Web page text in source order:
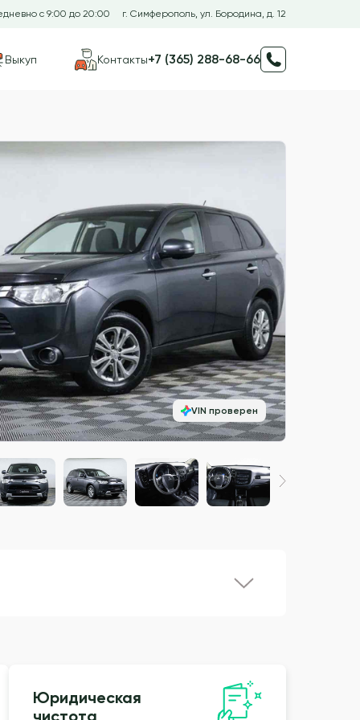
с 9:00 до 20:00 г. Симферополь, ул. Бородина, д. 12
Выкуп Контакты+7 (365) 288-68-66
VIN проверен
Юридическая
чистота